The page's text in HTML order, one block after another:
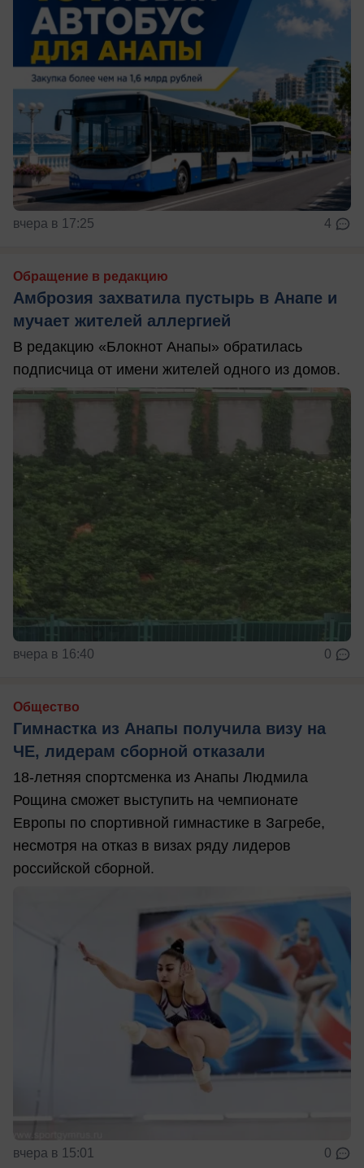
вчера в 17:25 4
Обращение в редакцию
Амброзия захватила пустырь в Анапе и
мучает жителей аллергией
В редакцию «Блокнот Анапы» обратилась
подписчица от имени жителей одного из домов.
вчера в 16:40 0
Общество
Гимнастка из Анапы получила визу на
ЧЕ, лидерам сборной отказали
18-летняя спортсменка из Анапы Людмила
Рощина сможет выступить на чемпионате
Европы по спортивной гимнастике в Загребе,
несмотря на отказ в визах ряду лидеров
российской сборной.
вчера в 15:01 0